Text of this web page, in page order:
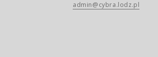
admin@cybra.lodz.pl